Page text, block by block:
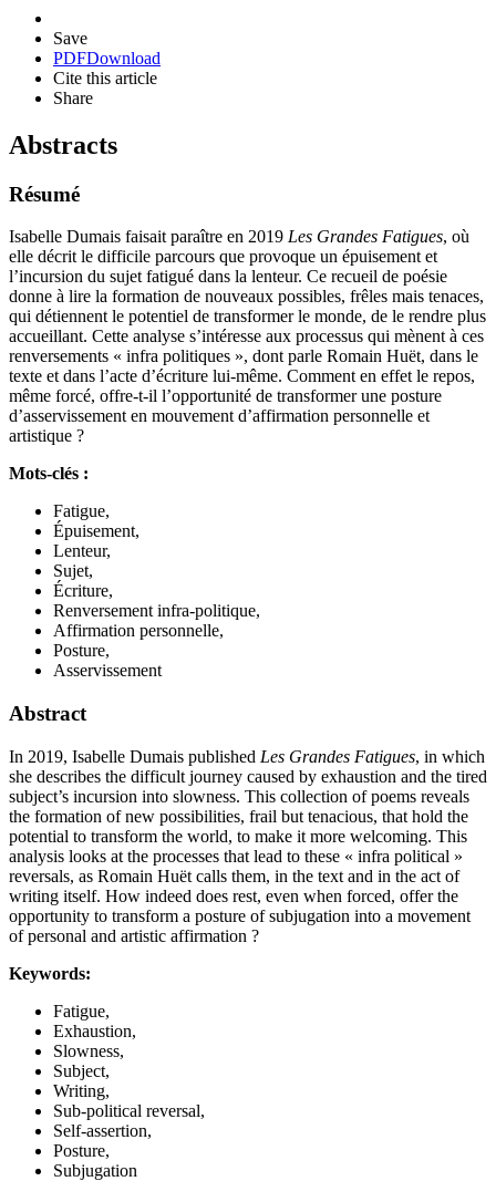
Save
PDFDownload
Cite this article
Share
Abstracts
Résumé
Isabelle Dumais faisait paraître en 2019 Les Grandes Fatigues, où
elle décrit le difficile parcours que provoque un épuisement et
l’incursion du sujet fatigué dans la lenteur. Ce recueil de poésie
donne à lire la formation de nouveaux possibles, frêles mais tenaces,
qui détiennent le potentiel de transformer le monde, de le rendre plus
accueillant. Cette analyse s’intéresse aux processus qui mènent à ces
renversements « infra politiques », dont parle Romain Huët, dans le
texte et dans l’acte d’écriture lui-même. Comment en effet le repos,
même forcé, offre-t-il l’opportunité de transformer une posture
d’asservissement en mouvement d’affirmation personnelle et
artistique ?
Mots-clés :
Fatigue,
Épuisement,
Lenteur,
Sujet,
Écriture,
Renversement infra-politique,
Affirmation personnelle,
Posture,
Asservissement
Abstract
In 2019, Isabelle Dumais published Les Grandes Fatigues, in which
she describes the difficult journey caused by exhaustion and the tired
subject’s incursion into slowness. This collection of poems reveals
the formation of new possibilities, frail but tenacious, that hold the
potential to transform the world, to make it more welcoming. This
analysis looks at the processes that lead to these « infra political »
reversals, as Romain Huët calls them, in the text and in the act of
writing itself. How indeed does rest, even when forced, offer the
opportunity to transform a posture of subjugation into a movement
of personal and artistic affirmation ?
Keywords:
Fatigue,
Exhaustion,
Slowness,
Subject,
Writing,
Sub-political reversal,
Self-assertion,
Posture,
Subjugation